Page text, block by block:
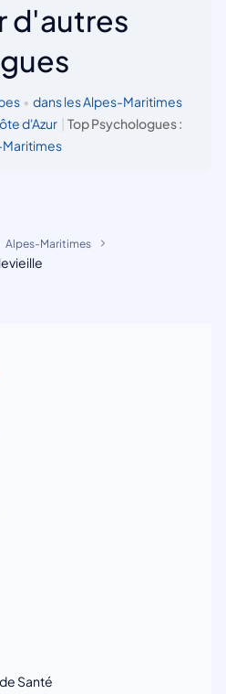
d'autres
• dans les Alpes-Maritimes
d'Azur
Top Psychologues :
Maritimes
Alpes-Maritimes
Santé